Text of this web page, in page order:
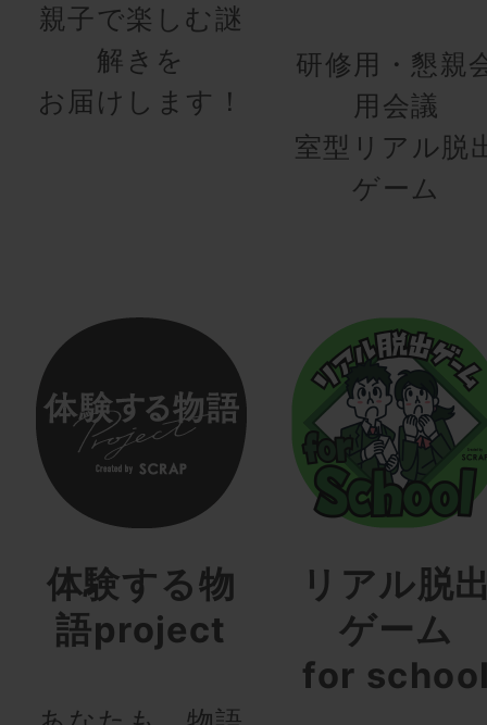
親子で楽しむ謎
解きを
お届けします！
研修用・懇親
用会議
室型リアル脱
ゲーム
体験する物
語project
リアル脱
ゲーム
for